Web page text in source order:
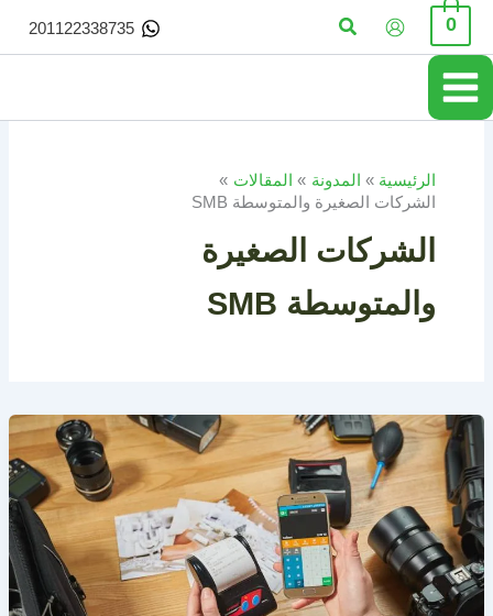
تخطي
المحتوى
0 البحث 201122338735
الرئيسية المدونة
المقالات
الشركات الصغيرة والمتوسطة SMB
الشركات الصغيرة
والمتوسطة SMB